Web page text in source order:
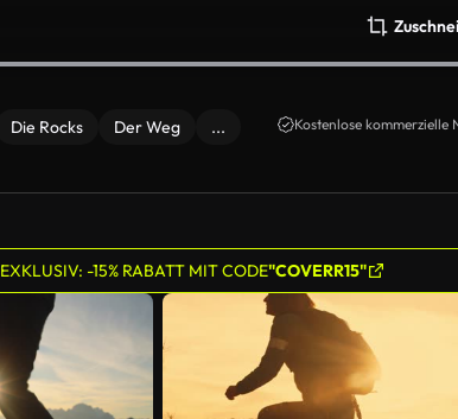
Die Rocks Der Weg ... Kostenlose kommerzielle
EXKLUSIV: -15% RABATT MIT CODE"COVERR15"